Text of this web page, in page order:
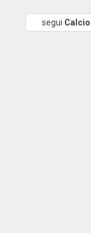
segui